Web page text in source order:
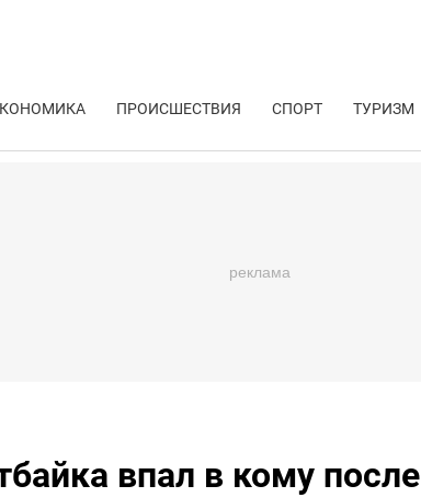
ПРОИСШЕСТВИЯ СПОРТ ТУРИЗМ
впал в кому после